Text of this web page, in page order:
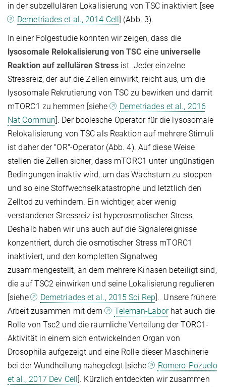
in der subzellulären Lokalisierung von TSC inaktiviert [see
Demetriades et al., 2014 Cell] (Abb. 3).
In einer Folgestudie konnten wir zeigen, dass die
lysosomale Relokalisierung von TSC eineuniverselle
Reaktion auf zellulären Stress ist. Jeder einzelne
Stressreiz, der auf die Zellen einwirkt, reicht aus, um die
lysosomale Rekrutierung von TSC zu bewirken und damit
mTORC1 zu hemmen [siehe
Demetriades et al., 2016
Nat Commun]. Der boolesche Operator für die lysosomale
Relokalisierung von TSC als Reaktion auf mehrere Stimuli
ist daher der "OR"-Operator (Abb. 4). Auf diese Weise
stellen die Zellen sicher, dass mTORC1 unter ungünstigen
Bedingungen inaktiv wird, um das Wachstum zu stoppen
und so eine Stoffwechselkatastrophe und letztlich den
Zelltod zu verhindern. Ein wichtiger, aber wenig
verstandener Stressreiz ist hyperosmotischer Stress.
Deshalb haben wir uns auch auf die Signalereignisse
konzentriert, durch die osmotischer Stress mTORC1
inaktiviert, und den kompletten Signalweg
zusammengestellt, an dem mehrere Kinasen beteiligt sind,
die auf TSC2 einwirken und seine Lokalisierung regulieren
[siehe
Demetriades et al., 2015 Sci Rep]. Unsere frühere
Arbeit zusammen mit dem
Teleman-Laborhat auch die
Rolle von Tsc2 und die räumliche Verteilung der TORC1-
Aktivität in einem sich entwickelnden Organ von
Drosophila aufgezeigt und eine Rolle dieser Maschinerie
bei der Wundheilung nahegelegt [siehe
Romero-Pozuelo
et al., 2017 Dev Cell]. Kürzlich entdeckten wir zusammen